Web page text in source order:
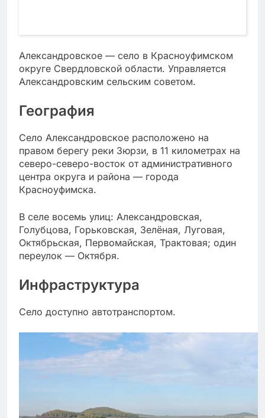
Александровское — село в Красноуфимском
округе Свердловской области. Управляется
Александровским сельским советом.
География
Село Александровское расположено на
правом берегу реки Зюрзи, в 11 километрах на
северо-северо-восток от административного
центра округа и района — города
Красноуфимска.
В селе восемь улиц: Александровская,
Голубцова, Горьковская, Зелёная, Луговая,
Октябрьская, Первомайская, Трактовая; один
переулок — Октября.
Инфраструктура
Село доступно автотранспортом.